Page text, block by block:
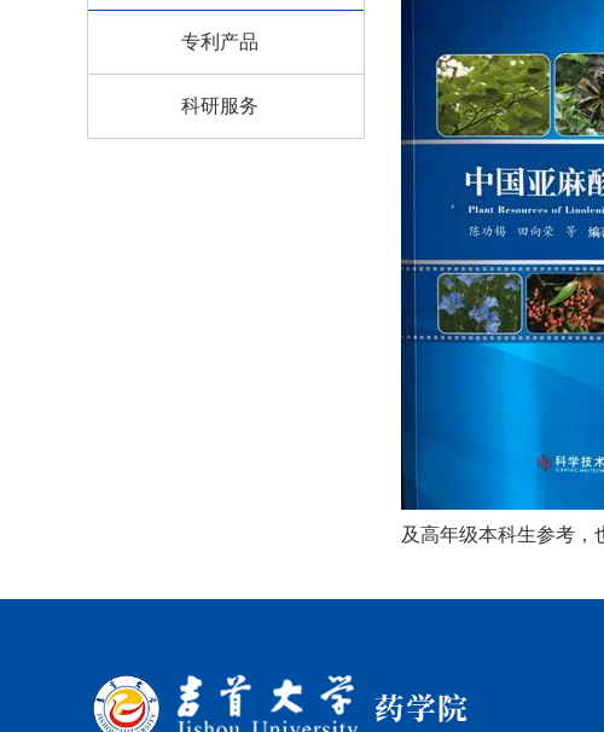
专利产品
科研服务
及高年级本科生参考，